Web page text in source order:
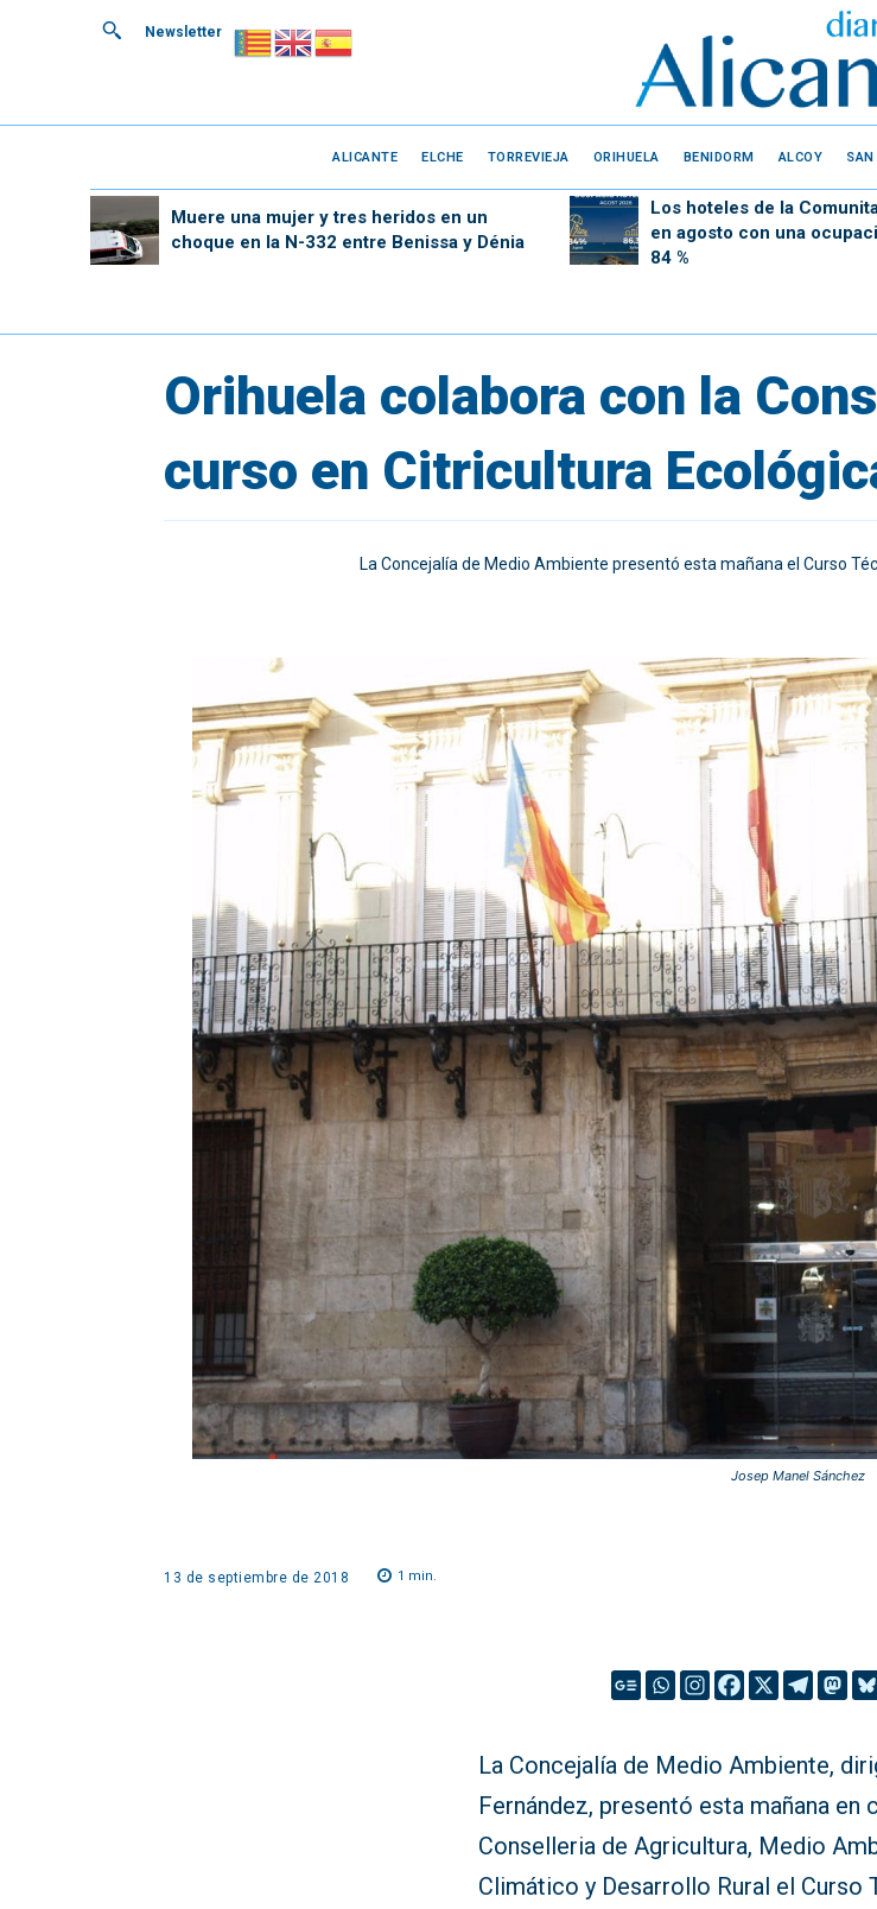
Newsletter
ALICANTE ELCHE TORREVIEJA ORIHUELA BENIDORM ALCOY SAN
Muere una mujer y tres heridos en un
choque en la N-332 entre Benissa y Dénia
Los hoteles de la
en agosto con una
84 %
Orihuela colabora con la
curso en Citricultura
La Concejalía de Medio Ambiente presentó esta mañana el Curso
Josep Manel Sánchez
13 de septiembre de 2018 1 min.
La Concejalía de Medio Ambiente,
Fernández, presentó esta mañana en
Conselleria de Agricultura, Medio
Climático y Desarrollo Rural el Curso